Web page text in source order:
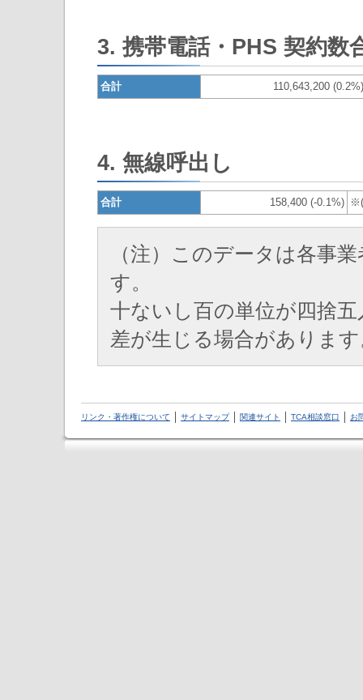
3. 携帯電話・PHS 契約数
合計 110,643,200 (0.2%)
4. 無線呼出し
合計 158,400 (-0.1%)
（注）このデータは各事
す。
十ないし百の単位が四捨
差が生じる場合がありま
リンク・著作権について サイトマップ 関連サイト TCA相談窓口 お